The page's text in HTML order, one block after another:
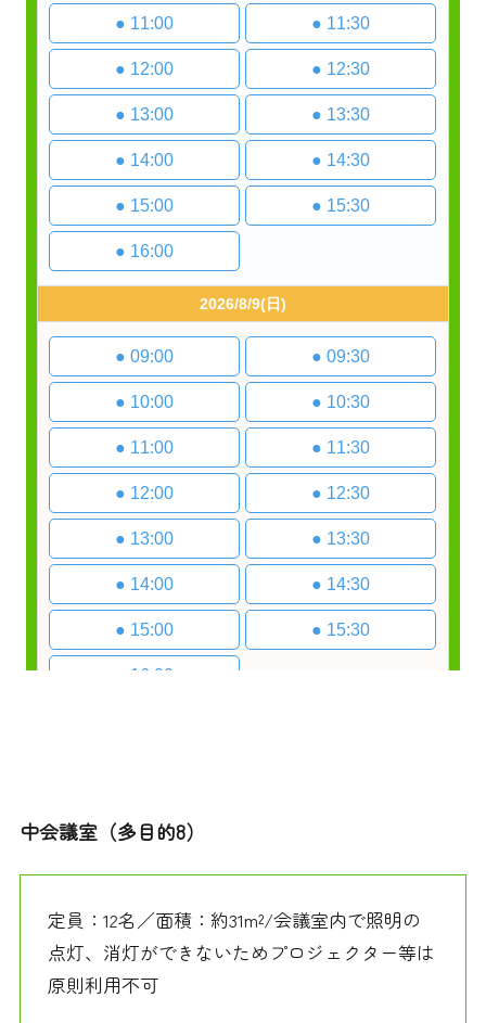
中会議室（多目的8）
定員：12名／面積：約31m²/会議室内で照明の
点灯、消灯ができないためプロジェクター等は
原則利用不可